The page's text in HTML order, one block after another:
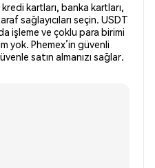
kartları, banka kartları,
sağlayıcıları seçin. USDT
işleme ve çoklu para birimi
yok. Phemex’in güvenli
satın almanızı sağlar.